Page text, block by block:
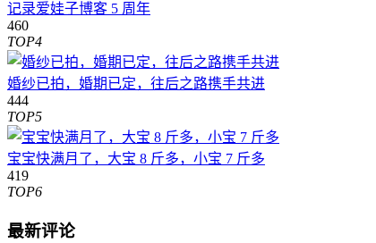
记录爱娃子博客 5 周年
460
TOP4
婚纱已拍，婚期已定，往后之路携手共进
444
TOP5
宝宝快满月了，大宝 8 斤多，小宝 7 斤多
419
TOP6
最新评论